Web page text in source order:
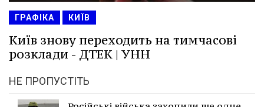
ГРАФІКА КИЇВ
Київ знову переходить на тимчасові
розклади - ДТЕК | УНН
НЕ ПРОПУСТІТЬ